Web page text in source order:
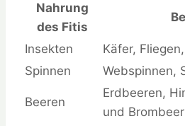
Nahrung
des Fitis
Insekten
Käfer,
Spinnen
Webspinnen,
Beeren
Erdbeeren,
und